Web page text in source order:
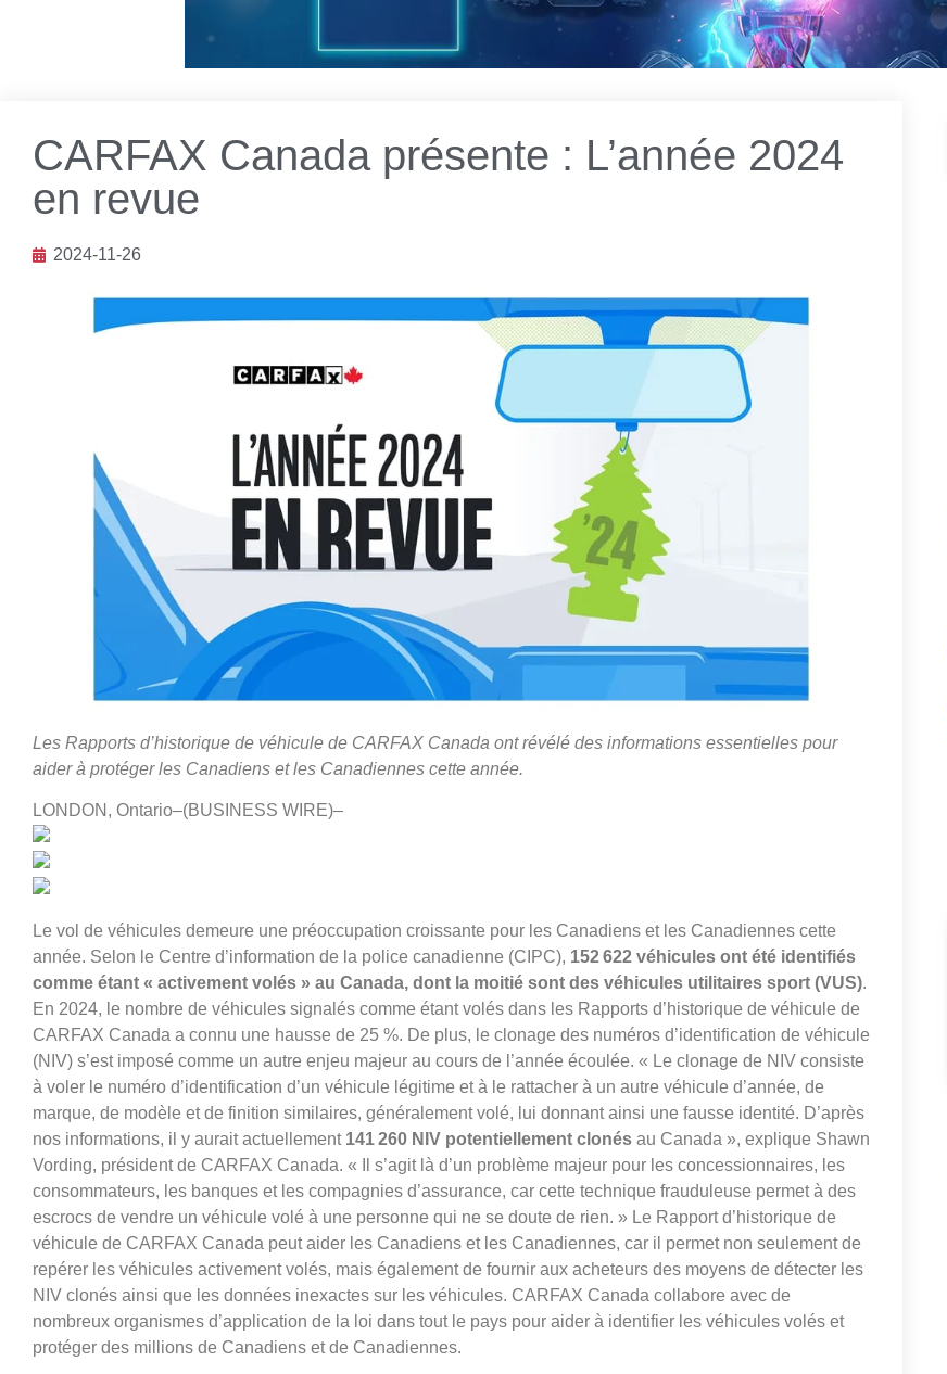
CARFAX Canada présente : L’année 2024
en revue
2024-11-26
Les Rapports d’historique de véhicule de CARFAX Canada ont révélé des informations essentielles pour
aider à protéger les Canadiens et les Canadiennes cette année.
LONDON, Ontario–(BUSINESS WIRE)–
Le vol de véhicules demeure une préoccupation croissante pour les Canadiens et les Canadiennes cette
année. Selon le Centre d’information de la police canadienne (CIPC), 152 622 véhicules ont été identifiés
comme étant « activement volés » au Canada, dont la moitié sont des véhicules utilitaires sport (VUS).
En 2024, le nombre de véhicules signalés comme étant volés dans les Rapports d’historique de véhicule de
CARFAX Canada a connu une hausse de 25 %. De plus, le clonage des numéros d’identification de véhicule
(NIV) s’est imposé comme un autre enjeu majeur au cours de l’année écoulée. « Le clonage de NIV consiste
à voler le numéro d’identification d’un véhicule légitime et à le rattacher à un autre véhicule d’année, de
marque, de modèle et de finition similaires, généralement volé, lui donnant ainsi une fausse identité. D’après
nos informations, il y aurait actuellement 141 260 NIV potentiellement clonés au Canada », explique Shawn
Vording, président de CARFAX Canada. « Il s’agit là d’un problème majeur pour les concessionnaires, les
consommateurs, les banques et les compagnies d’assurance, car cette technique frauduleuse permet à des
escrocs de vendre un véhicule volé à une personne qui ne se doute de rien. » Le Rapport d’historique de
véhicule de CARFAX Canada peut aider les Canadiens et les Canadiennes, car il permet non seulement de
repérer les véhicules activement volés, mais également de fournir aux acheteurs des moyens de détecter les
NIV clonés ainsi que les données inexactes sur les véhicules. CARFAX Canada collabore avec de
nombreux organismes d’application de la loi dans tout le pays pour aider à identifier les véhicules volés et
protéger des millions de Canadiens et de Canadiennes.